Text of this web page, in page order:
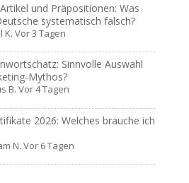
und Präpositionen: Was
systematisch falsch?
K. Vor 3 Tagen
Sinnvolle Auswahl
Mythos?
B. Vor 4 Tagen
2026: Welches brauche ich
N. Vor 6 Tagen